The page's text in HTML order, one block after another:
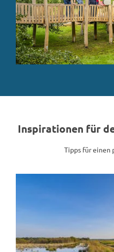
Inspirationen für
Tipps für einen